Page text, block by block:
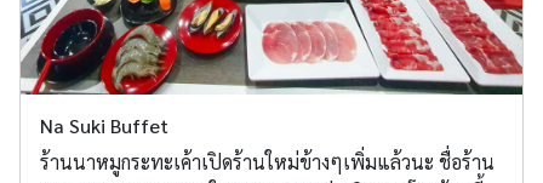
Na Suki Buffet
ร้านนาหมูกระทะเค้าเปิดร้านใหม่ข้างๆเพิ่มแล้วนะ ชื่อร้าน